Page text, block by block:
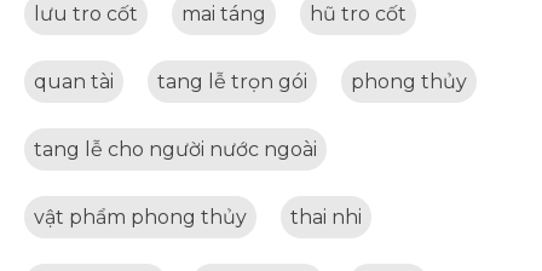
lưu tro cốt mai táng hũ tro cốt
quan tài tang lễ trọn gói phong thủy
tang lễ cho người nước ngoài
vật phẩm phong thủy thai nhi